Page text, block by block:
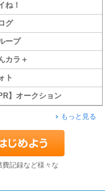
ね！
グ
ープ
カラ＋
ト
PR】オークション
もっと見る
記録など様々な